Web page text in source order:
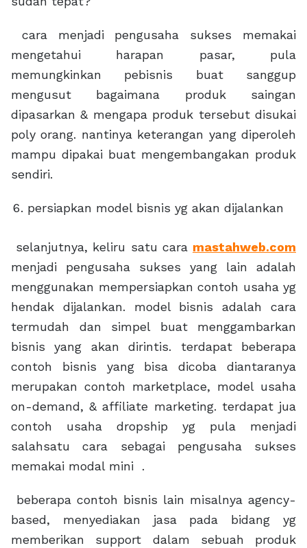
cara menjadi pengusaha sukses memakai
mengetahui harapan pasar, pula
memungkinkan pebisnis buat sanggup
mengusut bagaimana produk saingan
dipasarkan & mengapa produk tersebut disukai
poly orang. nantinya keterangan yang diperoleh
mampu dipakai buat mengembangakan produk
sendiri.
persiapkan model bisnis yg akan dijalankan
selanjutnya, keliru satu cara mastahweb.com
menjadi pengusaha sukses yang lain adalah
menggunakan mempersiapkan contoh usaha yg
hendak dijalankan. model bisnis adalah cara
termudah dan simpel buat menggambarkan
bisnis yang akan dirintis. terdapat beberapa
contoh bisnis yang bisa dicoba diantaranya
merupakan contoh marketplace, model usaha
on-demand, & affiliate marketing. terdapat jua
contoh usaha dropship yg pula menjadi
salahsatu cara sebagai pengusaha sukses
memakai modal mini .
beberapa contoh bisnis lain misalnya agency-
based, menyediakan jasa pada bidang yg
memberikan support dalam sebuah produk